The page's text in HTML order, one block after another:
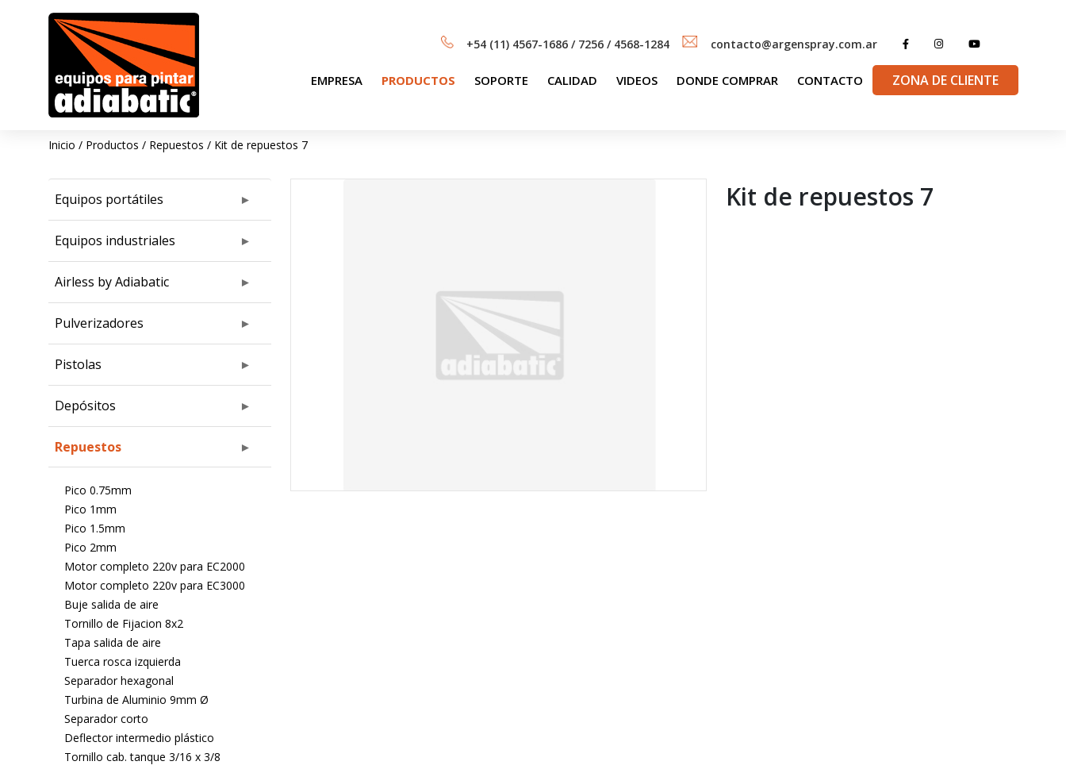
+54 (11) 4567-1686 / 7256 / 4568-1284 contacto@argenspray.com.ar
EMPRESA PRODUCTOS SOPORTE CALIDAD VIDEOS DONDE COMPRAR CONTACTO ZONA DE CLIENTE
Inicio / Productos / Repuestos / Kit de repuestos 7
Equipos portátiles
Equipos industriales
Airless by Adiabatic
Pulverizadores
Pistolas
Depósitos
Repuestos
Pico 0.75mm
Pico 1mm
Pico 1.5mm
Pico 2mm
Motor completo 220v para EC2000
Motor completo 220v para EC3000
Buje salida de aire
Tornillo de Fijacion 8x2
Tapa salida de aire
Tuerca rosca izquierda
Separador hexagonal
Turbina de Aluminio 9mm Ø
Separador corto
Deflector intermedio plástico
Tornillo cab. tanque 3/16 x 3/8
Kit de repuestos 7